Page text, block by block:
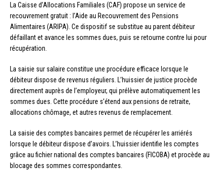
La Caisse d’Allocations Familiales (CAF) propose un service de
recouvrement gratuit : l’Aide au Recouvrement des Pensions
Alimentaires (ARIPA). Ce dispositif se substitue au parent débiteur
défaillant et avance les sommes dues, puis se retourne contre lui pour
récupération.
La saisie sur salaire constitue une procédure efficace lorsque le
débiteur dispose de revenus réguliers. L’huissier de justice procède
directement auprès de l’employeur, qui prélève automatiquement les
sommes dues. Cette procédure s’étend aux pensions de retraite,
allocations chômage, et autres revenus de remplacement.
La saisie des comptes bancaires permet de récupérer les arriérés
lorsque le débiteur dispose d’avoirs. L’huissier identifie les comptes
grâce au fichier national des comptes bancaires (FICOBA) et procède au
blocage des sommes correspondantes.